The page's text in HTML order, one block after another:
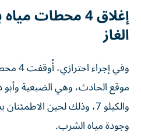
إغلاق 4 محطات
الغاز
وفي
موقع الحادث، وهي الضبعية
والكيلو 7، وذلك لحين
وجودة مياه الشرب.